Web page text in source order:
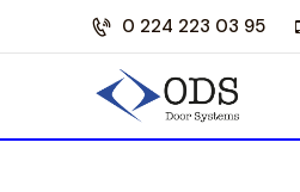
0 224 223 03 95